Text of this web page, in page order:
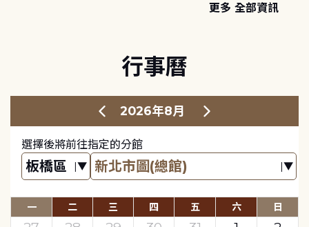
更多 全部資訊
行事曆
2026年8月
選擇後將前往指定的分館
一 二 三 四 五 六 日